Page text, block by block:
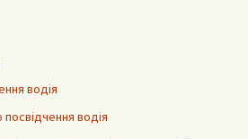
водія
водія